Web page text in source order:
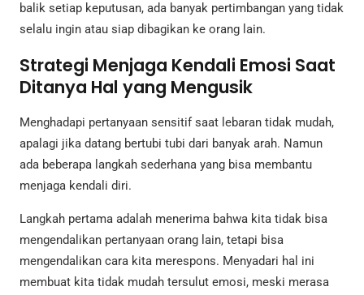
balik setiap keputusan, ada banyak pertimbangan yang tidak
selalu ingin atau siap dibagikan ke orang lain.
Strategi Menjaga Kendali Emosi Saat
Ditanya Hal yang Mengusik
Menghadapi pertanyaan sensitif saat lebaran tidak mudah,
apalagi jika datang bertubi tubi dari banyak arah. Namun
ada beberapa langkah sederhana yang bisa membantu
menjaga kendali diri.
Langkah pertama adalah menerima bahwa kita tidak bisa
mengendalikan pertanyaan orang lain, tetapi bisa
mengendalikan cara kita merespons. Menyadari hal ini
membuat kita tidak mudah tersulut emosi, meski merasa